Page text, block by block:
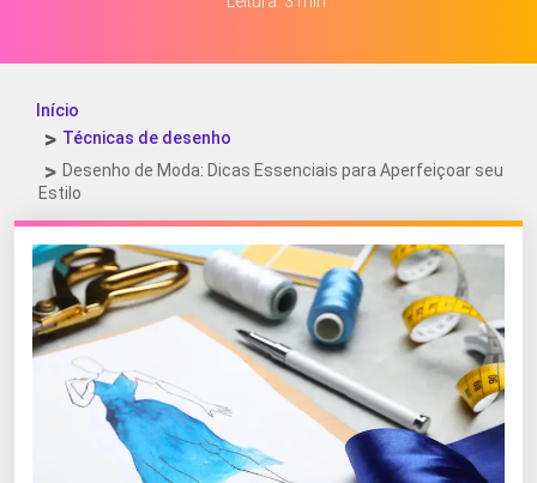
Início
Técnicas de desenho
Desenho de Moda: Dicas Essenciais para Aperfeiçoar seu
Estilo